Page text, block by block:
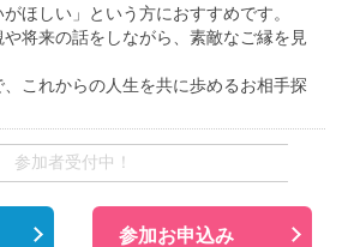
ほしい」という方におすすめです。
将来の話をしながら、素敵なご縁を見
これからの人生を共に歩めるお相手探
参加者受付中！
参加お申込み